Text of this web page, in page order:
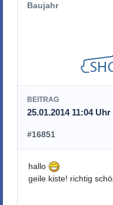
Baujahr
BEITRAG
25.01.2014 11:04 Uhr
#16851
hallo
geile kiste! richtig